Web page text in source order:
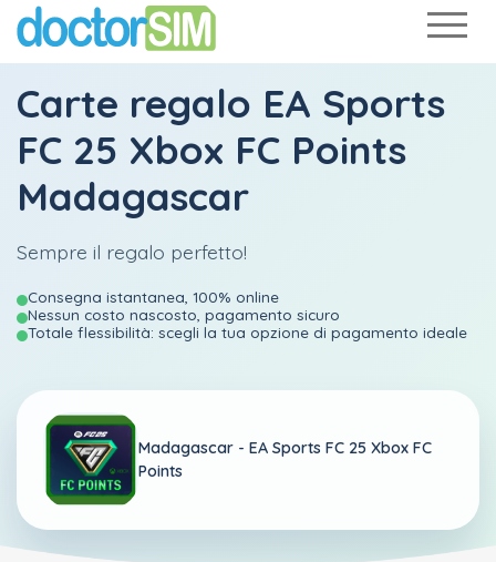
Carte regalo EA Sports
FC 25 Xbox FC Points
Madagascar
Sempre il regalo perfetto!
Consegna istantanea, 100% online
Nessun costo nascosto, pagamento sicuro
Totale flessibilità: scegli la tua opzione di pagamento ideale
Madagascar -EA Sports FC 25 Xbox FC
Points